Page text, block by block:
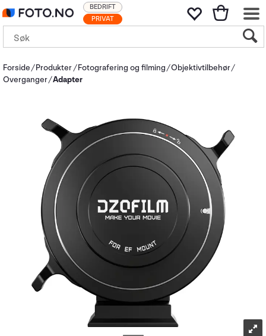
PRIVAT
BEDRIFT
Forside Produkter Fotografering og filming Objektivtilbehør
Overganger Adapter